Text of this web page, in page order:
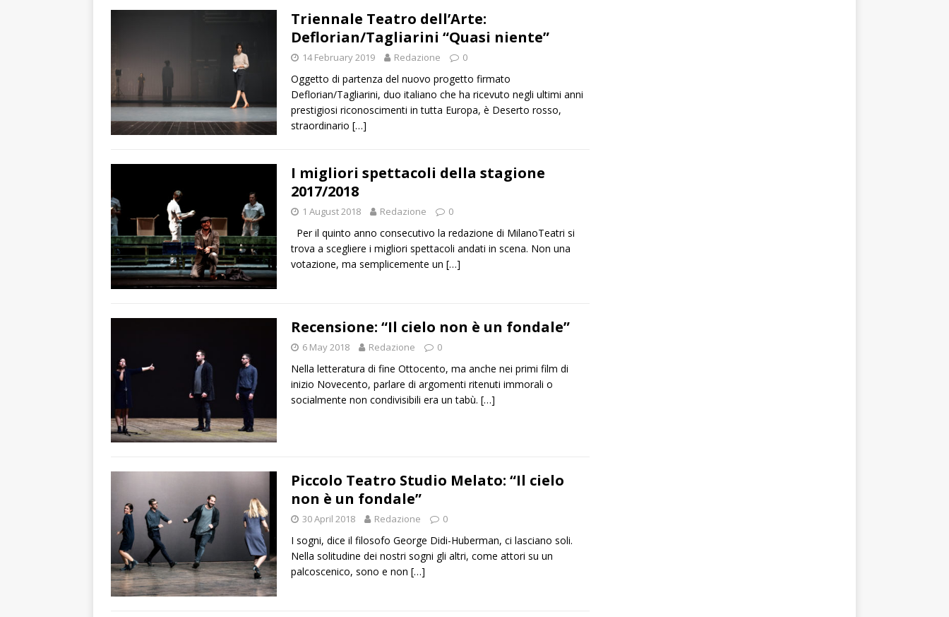
Triennale Teatro dell’Arte:
Deflorian/Tagliarini “Quasi niente”
14 February 2019 Redazione 0
Oggetto di partenza del nuovo progetto firmato
Deflorian/Tagliarini, duo italiano che ha ricevuto negli ultimi anni
prestigiosi riconoscimenti in tutta Europa, è Deserto rosso,
straordinario […]
I migliori spettacoli della stagione
2017/2018
1 August 2018 Redazione 0
Per il quinto anno consecutivo la redazione di MilanoTeatri si
trova a scegliere i migliori spettacoli andati in scena. Non una
votazione, ma semplicemente un […]
Recensione: “Il cielo non è un fondale”
6 May 2018 Redazione 0
Nella letteratura di fine Ottocento, ma anche nei primi film di
inizio Novecento, parlare di argomenti ritenuti immorali o
socialmente non condivisibili era un tabù. […]
Piccolo Teatro Studio Melato: “Il cielo
non è un fondale”
30 April 2018 Redazione 0
I sogni, dice il filosofo George Didi-Huberman, ci lasciano soli.
Nella solitudine dei nostri sogni gli altri, come attori su un
palcoscenico, sono e non […]